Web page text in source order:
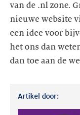
van de .nl zone.
nieuwe website
een idee voor
het ons dan
dan toe aan de
Artikel door: